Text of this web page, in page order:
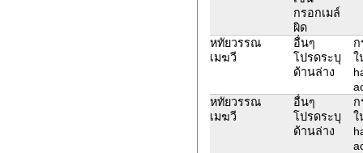
กรอกเมล์
ผิด
หทัยวรรณ
เมฆวี
อื่นๆ
โปรดระบุ
ด้านล่าง
ก
ใ
หทัยวรรณ
เมฆวี
อื่นๆ
โปรดระบุ
ด้านล่าง
ก
ใ